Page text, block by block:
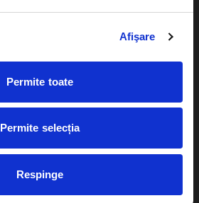
Afişare
Permite toate
Permite selecția
Respinge
Cum comand bilete?
eBilet printat acasa